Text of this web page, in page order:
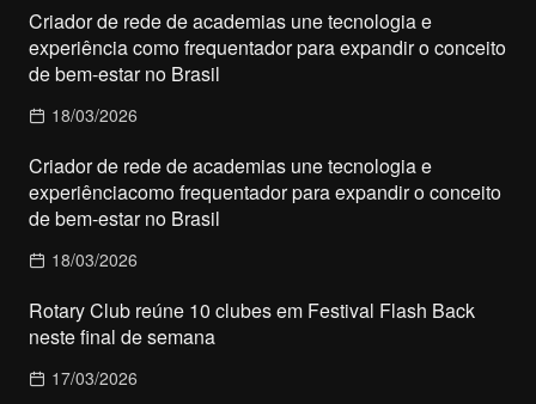
Criador de rede de academias une tecnologia e
experiência como frequentador para expandir o conceito
de bem-estar no Brasil
18/03/2026
Criador de rede de academias une tecnologia e
experiênciacomo frequentador para expandir o conceito
de bem-estar no Brasil
18/03/2026
Rotary Club reúne 10 clubes em Festival Flash Back
neste final de semana
17/03/2026